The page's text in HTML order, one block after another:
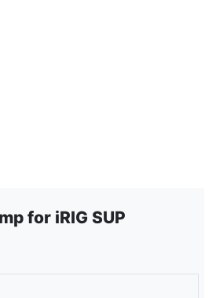
for iRIG SUP